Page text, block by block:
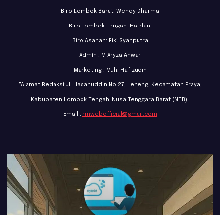
Biro Lombok Barat: Wendy Dharma
Biro Lombok Tengah: Hardani
Biro Asahan: Riki Syahputra
Admin : M Aryza Anwar
Marketing : Muh. Hafizudin
"Alamat Redaksi:Jl. Hasanuddin No.27, Leneng, Kecamatan Praya,
Kabupaten Lombok Tengah, Nusa Tenggara Barat (NTB)"
Email : rmwebofficial@gmail.com